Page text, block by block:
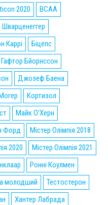
2020
BCAA
Каррі
Біцепс
Гафтор Бйорнссон
Джозеф Баена
Кортизол
Майк О'Херн
Форд
Містер Олімпія 2018
2020
Містер Олімпія 2021
Ронні Коулмен
молодший
Тестостерон
Хантер Лабрада